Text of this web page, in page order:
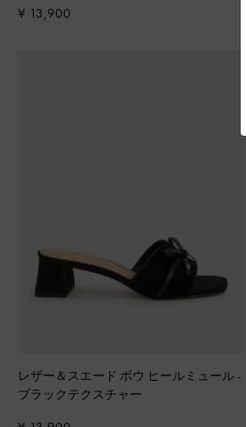
¥ 13,900
レザー＆スエード ボウ ヒールミュール -
ブラックテクスチャー